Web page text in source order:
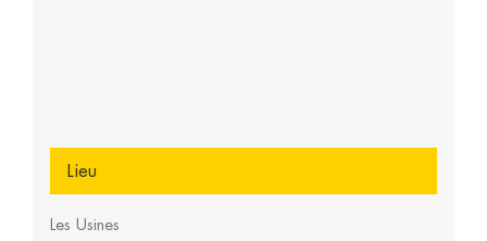
Lieu
Les Usines